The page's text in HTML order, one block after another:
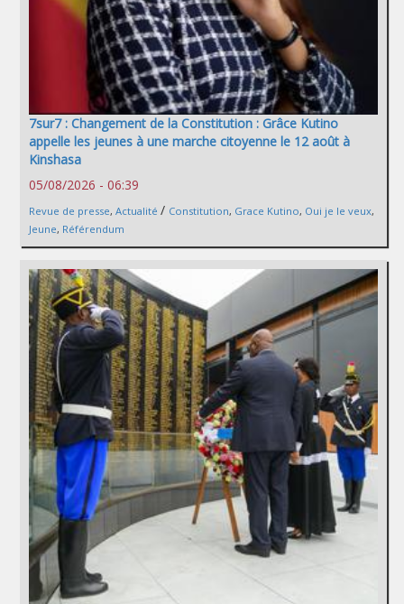
7sur7 : Changement de la Constitution : Grâce Kutino
appelle les jeunes à une marche citoyenne le 12 août à
Kinshasa
05/08/2026 - 06:39
Revue de presse, Actualité / Constitution, Grace Kutino, Oui je le veux,
Jeune, Référendum